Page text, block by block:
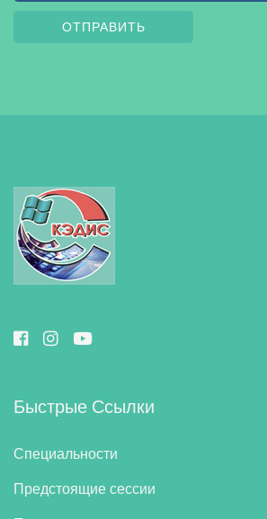
ОТПРАВИТЬ
Быстрые Ссылки
Специальности
Предстоящие сессии